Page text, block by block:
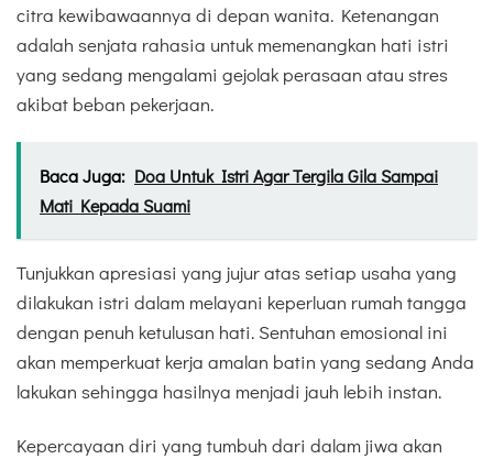
citra kewibawaannya di depan wanita. Ketenangan
adalah senjata rahasia untuk memenangkan hati istri
yang sedang mengalami gejolak perasaan atau stres
akibat beban pekerjaan.
Baca Juga: Doa Untuk Istri Agar Tergila Gila Sampai
Mati Kepada Suami
Tunjukkan apresiasi yang jujur atas setiap usaha yang
dilakukan istri dalam melayani keperluan rumah tangga
dengan penuh ketulusan hati. Sentuhan emosional ini
akan memperkuat kerja amalan batin yang sedang Anda
lakukan sehingga hasilnya menjadi jauh lebih instan.
Kepercayaan diri yang tumbuh dari dalam jiwa akan